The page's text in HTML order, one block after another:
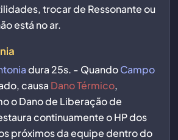
trocar de Ressonante ou
está no ar.
dura 25s. - QuandoCampo
causa Dano Térmico,
o Dano de Liberação de
continuamente o HP dos
próximos da equipe dentro do